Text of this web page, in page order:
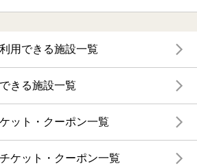
用できる施設一覧
きる施設一覧
ット・クーポン一覧
ケット・クーポン一覧